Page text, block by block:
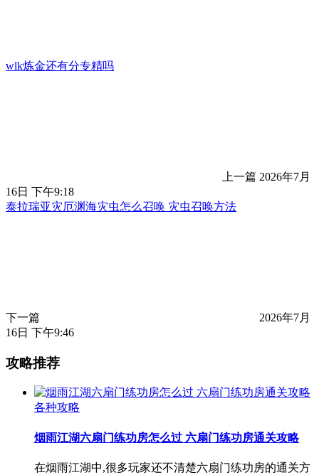
wlk炼金还有分专精吗
上一篇 2026年7月
16日 下午9:18
泰拉瑞亚灾厄渊海灾虫怎么召唤 灾虫召唤方法
下一篇
2026年7月
16日 下午9:46
攻略推荐
各种攻略
烟雨江湖六扇门练功房怎么过 六扇门练功房通关攻略
在烟雨江湖中,很多玩家还不清楚六扇门练功房的通关方